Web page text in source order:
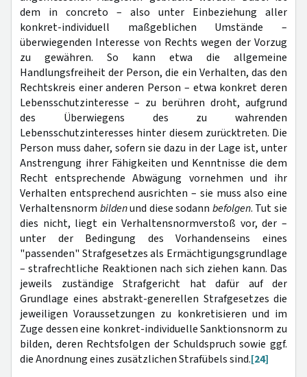
dem in concreto – also unter Einbeziehung aller
konkret-individuell maßgeblichen Umstände –
überwiegenden Interesse von Rechts wegen der Vorzug
zu gewähren. So kann etwa die allgemeine
Handlungsfreiheit der Person, die ein Verhalten, das den
Rechtskreis einer anderen Person – etwa konkret deren
Lebensschutzinteresse – zu berühren droht, aufgrund
des Überwiegens des zu wahrenden
Lebensschutzinteresses hinter diesem zurücktreten. Die
Person muss daher, sofern sie dazu in der Lage ist, unter
Anstrengung ihrer Fähigkeiten und Kenntnisse die dem
Recht entsprechende Abwägung vornehmen und ihr
Verhalten entsprechend ausrichten – sie muss also eine
Verhaltensnorm bildenund diese sodann befolgen. Tut sie
dies nicht, liegt ein Verhaltensnormverstoß vor, der –
unter der Bedingung des Vorhandenseins eines
"passenden" Strafgesetzes als Ermächtigungsgrundlage
– strafrechtliche Reaktionen nach sich ziehen kann. Das
jeweils zuständige Strafgericht hat dafür auf der
Grundlage eines abstrakt-generellen Strafgesetzes die
jeweiligen Voraussetzungen zu konkretisieren und im
Zuge dessen eine konkret-individuelle Sanktionsnorm zu
bilden, deren Rechtsfolgen der Schuldspruch sowie ggf.
die Anordnung eines zusätzlichen Strafübels sind.[24]